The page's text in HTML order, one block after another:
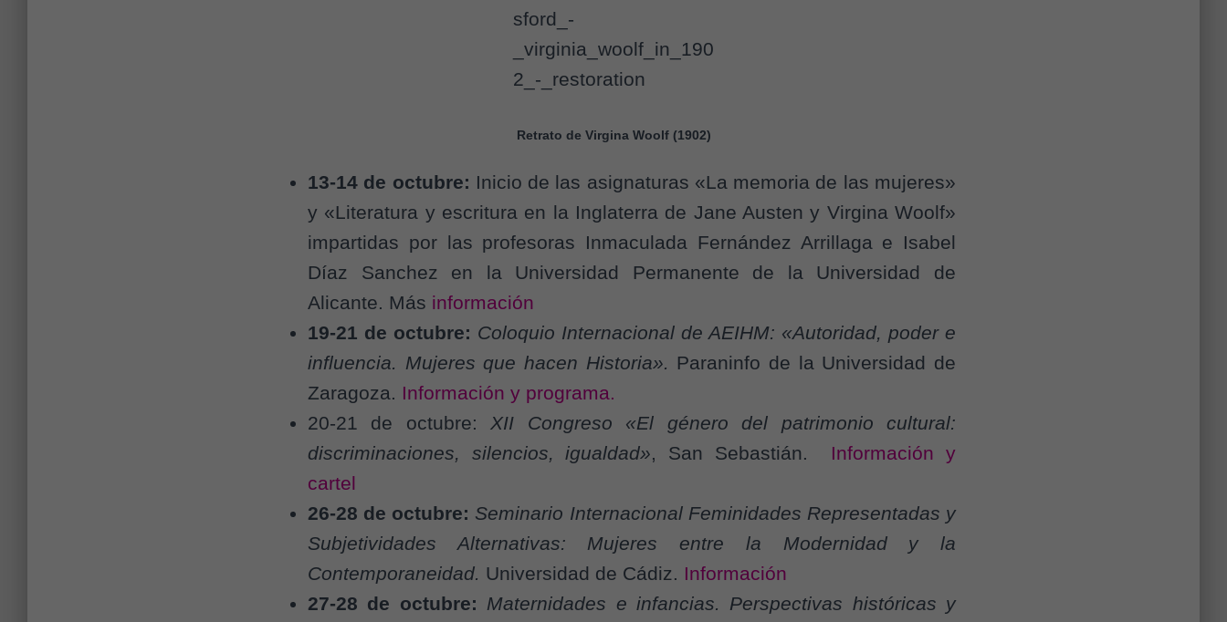
Retrato de Virgina Woolf (1902)
13-14 de octubre: Inicio de las asignaturas «La memoria de las mujeres»
y «Literatura y escritura en la Inglaterra de Jane Austen y Virgina Woolf»
impartidas por las profesoras Inmaculada Fernández Arrillaga e Isabel
Díaz Sanchez en la Universidad Permanente de la Universidad de
Alicante. Más información
19-21 de octubre: Coloquio Internacional de AEIHM: «Autoridad, poder e
influencia. Mujeres que hacen Historia». Paraninfo de la Universidad de
Zaragoza. Información y programa.
20-21 de octubre: XII Congreso «El género del patrimonio cultural:
discriminaciones, silencios, igualdad», San Sebastián. Información y
cartel
26-28 de octubre: Seminario Internacional Feminidades Representadas y
Subjetividades Alternativas: Mujeres entre la Modernidad y la
Contemporaneidad. Universidad de Cádiz. Información
27-28 de octubre: Maternidades e infancias. Perspectivas históricas y